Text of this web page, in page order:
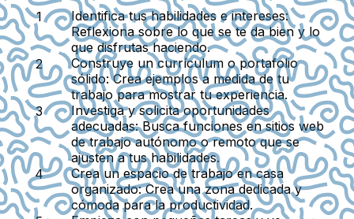
Identifica tus habilidades e intereses:
Reflexiona sobre lo que se te da bien y lo
que disfrutas haciendo.
Construye un currículum o portafolio
sólido:Crea ejemplos a medida de tu
trabajo para mostrar tu experiencia.
Investiga y solicita oportunidades
adecuadas:Busca funciones en sitios web
de trabajo autónomo o remoto que se
ajusten a tus habilidades.
Crea un espacio de trabajo en casa
organizado:Crea una zona dedicada y
cómoda para la productividad.